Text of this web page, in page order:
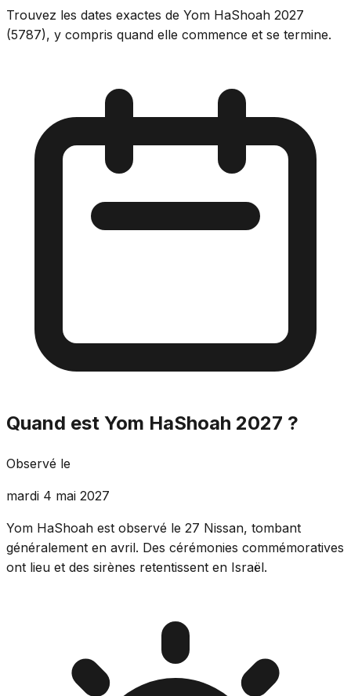
Trouvez les dates exactes de Yom HaShoah 2027
(5787), y compris quand elle commence et se termine.
Quand est Yom HaShoah 2027 ?
Observé le
mardi 4 mai 2027
Yom HaShoah est observé le 27 Nissan, tombant
généralement en avril. Des cérémonies commémoratives
ont lieu et des sirènes retentissent en Israël.